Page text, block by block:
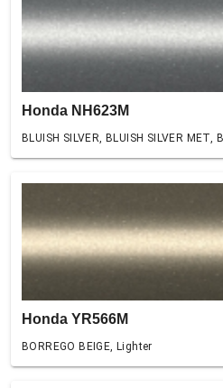
Honda NH623M
BLUISH SILVER, BLUISH SILVER MET,
Honda YR566M
BORREGO BEIGE, Lighter